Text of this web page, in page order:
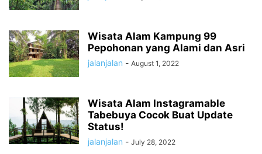
Wisata Alam Kampung 99
Pepohonan yang Alami dan Asri
jalanjalan - August 1, 2022
Wisata Alam Instagramable
Tabebuya Cocok Buat Update
Status!
jalanjalan - July 28, 2022